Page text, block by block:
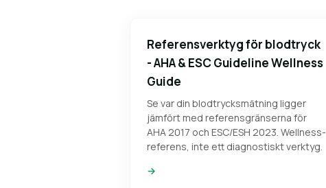
Referensverktyg för blodtryck
- AHA & ESC Guideline Wellness
Guide
Se var din blodtrycksmätning ligger
jämfört med referensgränserna för
AHA 2017 och ESC/ESH 2023. Wellness-
referens, inte ett diagnostiskt verktyg.
→